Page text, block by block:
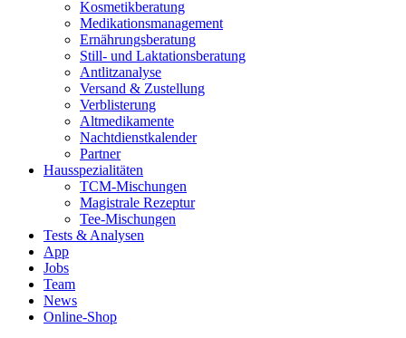
Kosmetikberatung
Medikationsmanagement
Ernährungsberatung
Still- und Laktationsberatung
Antlitzanalyse
Versand & Zustellung
Verblisterung
Altmedikamente
Nachtdienstkalender
Partner
Hausspezialitäten
TCM-Mischungen
Magistrale Rezeptur
Tee-Mischungen
Tests & Analysen
App
Jobs
Team
News
Online-Shop